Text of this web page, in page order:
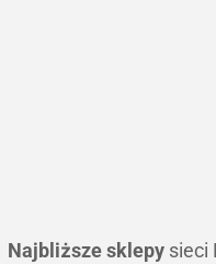
Najbliższe sklepy sieci